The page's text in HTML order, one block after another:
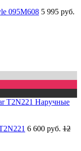
095M608 5 995 руб.
6 600 руб. 12